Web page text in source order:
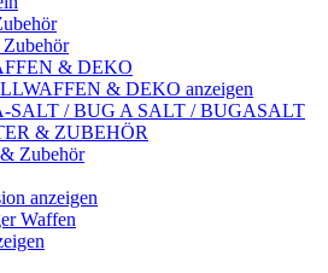
& DEKO
& DEKO anzeigen
SALT / BUG A SALT / BUGASALT
& ZUBEHÖR
Zubehör
anzeigen
Waffen